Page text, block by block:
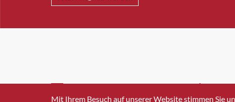
INFO@SWISSICT.CH +41 43
Mit Ihrem Besuch auf unserer Website stimmen Sie